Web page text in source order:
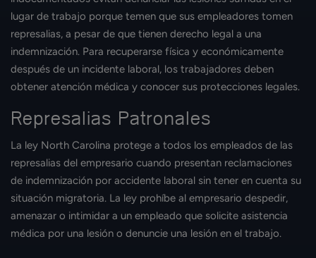
lugar de trabajo porque temen que sus empleadores tomen
represalias, a pesar de que tienen derecho legal a una
indemnización. Para recuperarse física y económicamente
después de un incidente laboral, los trabajadores deben
obtener atención médica y conocer sus protecciones legales.
Represalias Patronales
La ley North Carolina protege a todos los empleados de las
represalias del empresario cuando presentan reclamaciones
de indemnización por accidente laboral sin tener en cuenta su
situación migratoria. La ley prohíbe al empresario despedir,
amenazar o intimidar a un empleado que solicite asistencia
médica por una lesión o denuncie una lesión en el trabajo.